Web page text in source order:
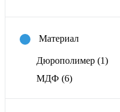
Материал
Дюрополимер (1)
МДФ (6)